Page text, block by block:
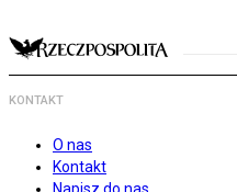
KONTAKT
O nas
Kontakt